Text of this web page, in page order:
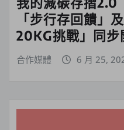
「步行存回饋」
20KG挑戰」同步
合作媒體 6 月 25,